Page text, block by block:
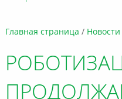
Главная страница Новости